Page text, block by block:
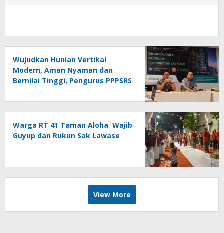
Wujudkan Hunian Vertikal
Modern, Aman Nyaman dan
Bernilai Tinggi, Pengurus PPPSRS
Aplikasi Digital Pro Apps
Warga RT 41 Taman Aloha Wajib
Guyup dan Rukun Sak Lawase
View More